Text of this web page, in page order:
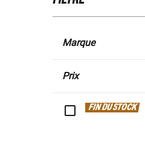
Marque
Prix
FIN DU STOCK